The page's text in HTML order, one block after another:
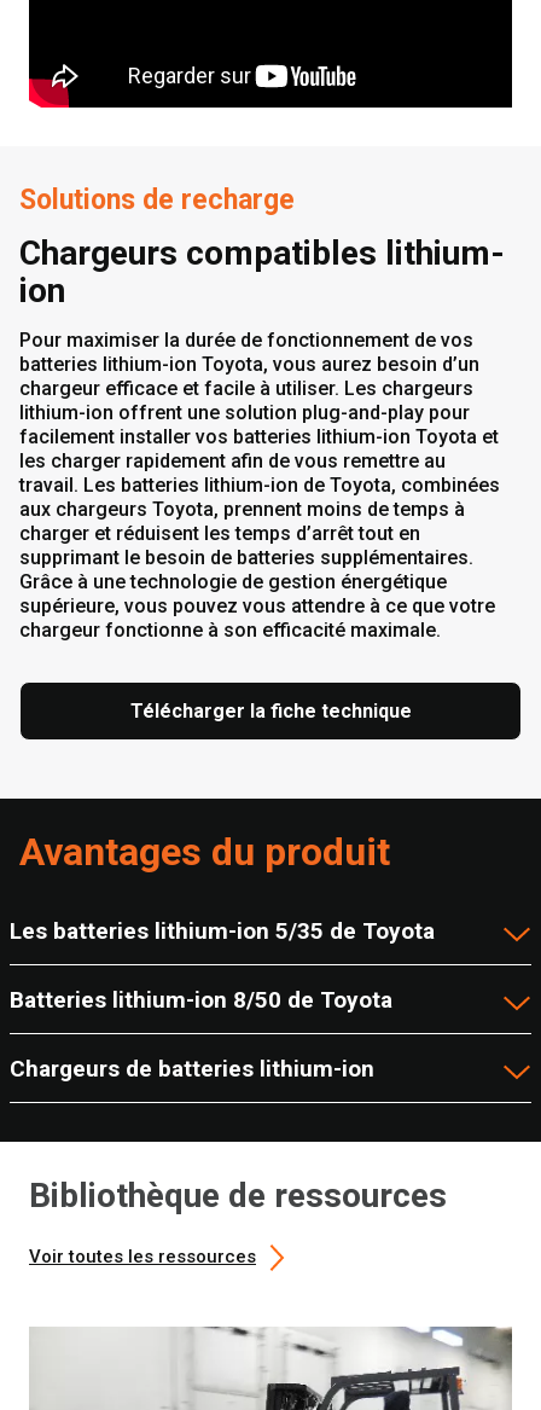
Solutions de recharge
Chargeurs compatibles lithium-
ion
Pour maximiser la durée de fonctionnement de vos
batteries lithium-ion Toyota, vous aurez besoin d’un
chargeur efficace et facile à utiliser. Les chargeurs
lithium-ion offrent une solution plug-and-play pour
facilement installer vos batteries lithium-ion Toyota et
les charger rapidement afin de vous remettre au
travail. Les batteries lithium-ion de Toyota, combinées
aux chargeurs Toyota, prennent moins de temps à
charger et réduisent les temps d’arrêt tout en
supprimant le besoin de batteries supplémentaires.
Grâce à une technologie de gestion énergétique
supérieure, vous pouvez vous attendre à ce que votre
chargeur fonctionne à son efficacité maximale.
Télécharger la fiche technique
Avantages du produit
Les batteries lithium-ion 5/35 de Toyota
Batteries lithium-ion 8/50 de Toyota
Chargeurs de batteries lithium-ion
Bibliothèque de ressources
Voir toutes les ressources